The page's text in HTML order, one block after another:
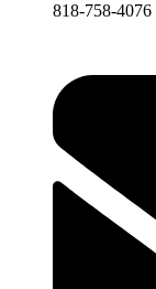
818-758-4076